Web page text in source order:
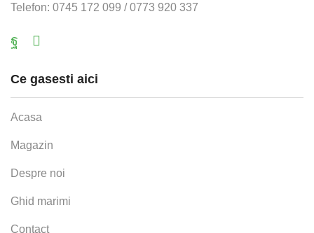
Telefon: 0745 172 099 / 0773 920 337
Facebook
Ce gasesti aici
Acasa
Magazin
Despre noi
Ghid marimi
Contact